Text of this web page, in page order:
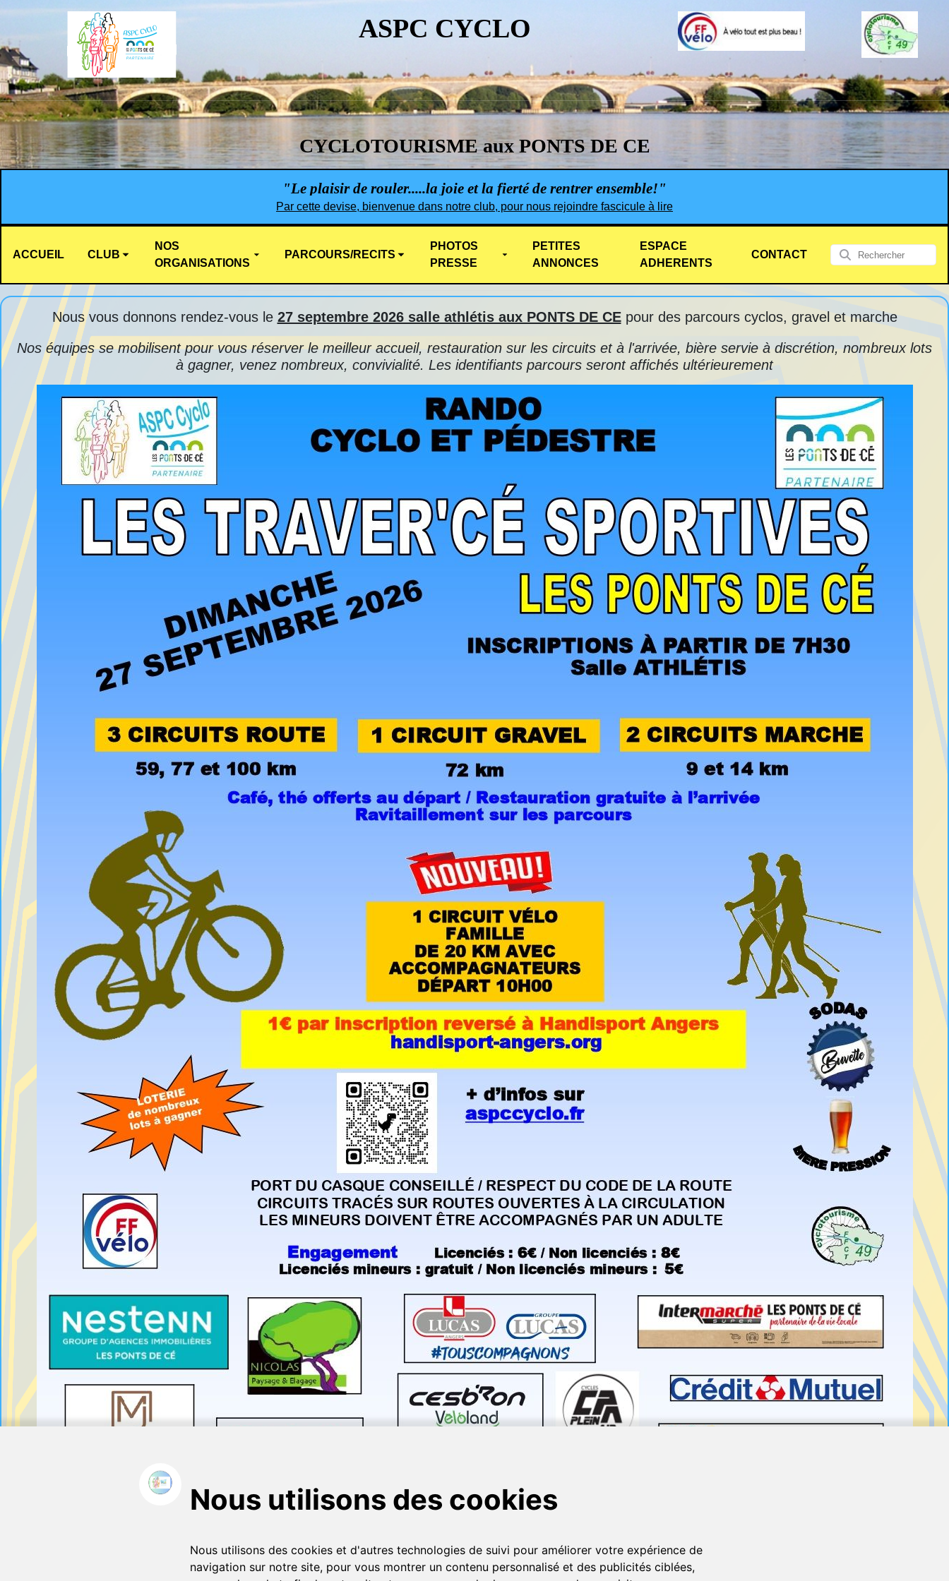
ASPC CYCLO
CYCLOTOURISME aux PONTS DE CE
"Le plaisir de rouler.....la joie et la fierté de rentrer ensemble!"
Par cette devise, bienvenue dans notre club, pour nous rejoindre fascicule à lire
ACCUEIL CLUB
NOS
ORGANISATIONS
PARCOURS/RECITS
PHOTOS
PRESSE
PETITES
ANNONCES
ESPACE
ADHERENTS
CONTACT
Nous vous donnons rendez-vous le 27 septembre 2026 salle athlétis aux PONTS DE CEpour des parcours cyclos, gravel et marche
Nos équipes se mobilisent pour vous réserver le meilleur accueil, restauration sur les circuits et à l'arrivée, bière servie à discrétion, nombreux lots
à gagner, venez nombreux, convivialité. Les identifiants parcours seront affichés ultérieurement